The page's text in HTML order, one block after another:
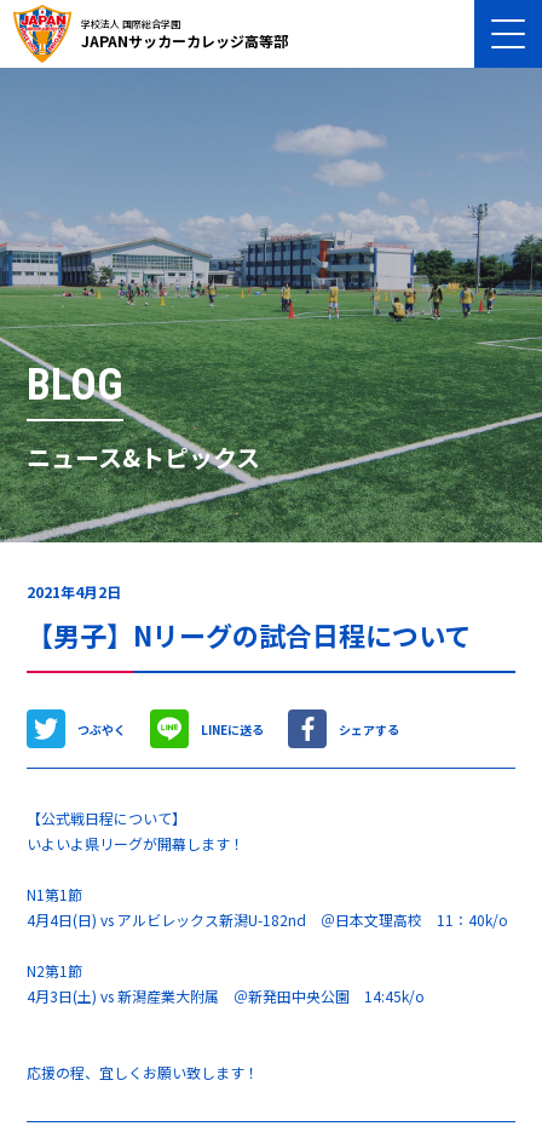
学校法人 国際総合学園
JAPANサッカーカレッジ高等部
BLOG
ニュース&トピックス
2021年4月2日
【男子】Nリーグの試合日程について
つぶやく LINEに送る シェアする
【公式戦日程について】
いよいよ県リーグが開幕します！
N1第1節
4月4日(日) vs アルビレックス新潟U-182nd ＠日本文理高校 11：40k/o
N2第1節
4月3日(土) vs 新潟産業大附属 ＠新発田中央公園 14:45k/o
応援の程、宜しくお願い致します！